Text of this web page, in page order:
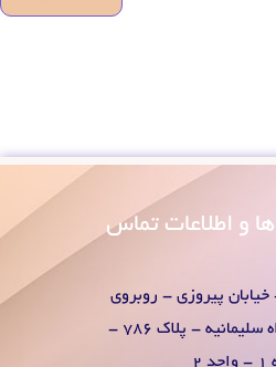
و اطلاعات تماس
خیابان پیروزی - روبروی
پمپ بنزین سه راه سلیمانیه - پلاک 786 -
2